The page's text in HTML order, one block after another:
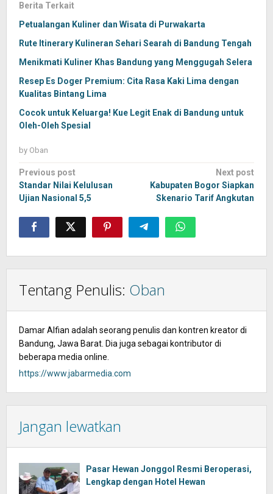
Berita Terkait
Petualangan Kuliner dan Wisata di Purwakarta
Rute Itinerary Kulineran Sehari Searah di Bandung Tengah
Menikmati Kuliner Khas Bandung yang Menggugah Selera
Resep Es Doger Premium: Cita Rasa Kaki Lima dengan
Kualitas Bintang Lima
Cocok untuk Keluarga! Kue Legit Enak di Bandung untuk
Oleh-Oleh Spesial
by Oban
Post
navigation
Previous post
Standar Nilai Kelulusan
Ujian Nasional 5,5
Next post
Kabupaten Bogor Siapkan
Skenario Tarif Angkutan
Tentang Penulis: Oban
Damar Alfian adalah seorang penulis dan kontren kreator di
Bandung, Jawa Barat. Dia juga sebagai kontributor di
beberapa media online.
https://www.jabarmedia.com
Jangan lewatkan
Pasar Hewan Jonggol Resmi Beroperasi,
Lengkap dengan Hotel Hewan